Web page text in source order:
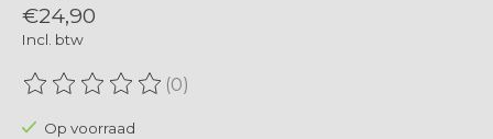
€24,90
Incl. btw
De beoordeling van dit product is
(0)
Op voorraad